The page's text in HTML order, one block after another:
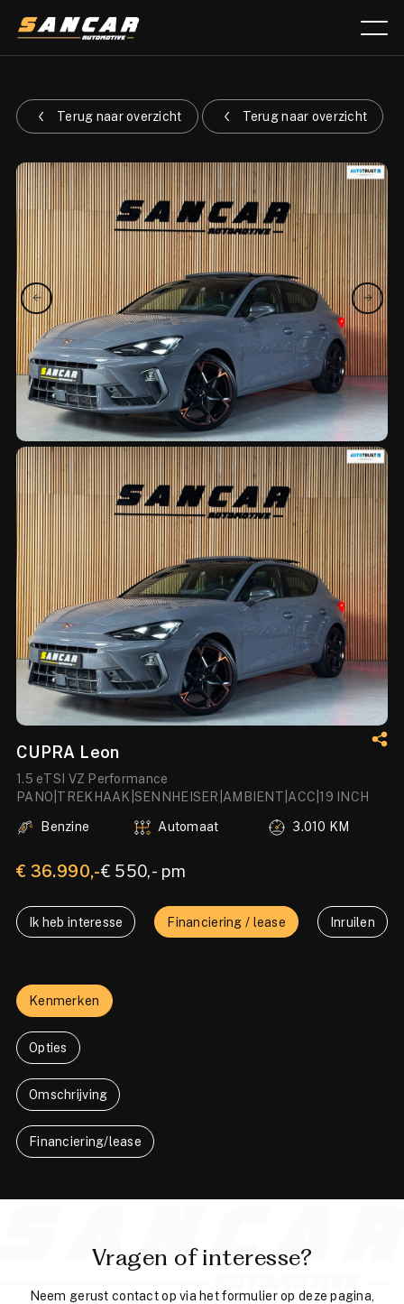
Aanbod
Over ons
Verkocht
Lease calculator
Contact
Terug naar overzicht Terug naar overzicht
CUPRA Leon
1.5 eTSI VZ Performance
PANO|TREKHAAK|SENNHEISER|AMBIENT|ACC|19 INCH
Benzine
Automaat 3.010 KM
€ 36.990,-€ 550,- pm
Ik heb interesse Financiering / lease Inruilen
Kenmerken
Opties
Omschrijving
Financiering/lease
Vragen of interesse?
Neem gerust contact op via het formulier op deze pagina,